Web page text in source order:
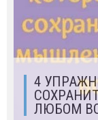
4
ЛЮБОМ